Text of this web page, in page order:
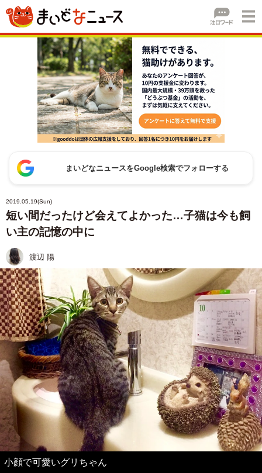
まいどなニュースをGoogle検索でフォローする
2019.05.19(Sun)
短い間だったけど会えてよかった…子猫は今も飼
い主の記憶の中に
渡辺 陽
小顔で可愛いグリちゃん